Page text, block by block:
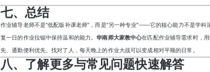
七、总结
作业辅导老师不是"低配版补课老师"，而是"另一种专业"——它的核心能力不是学科
复一日的作业拉锯中保持温和的能力。华南师大家教中心在匹配作业辅导需求时，
先、通勤便利优先。找对了人，每天晚上的作业大战可以变成相对平顺的日常。
八、了解更多与常见问题快速解答